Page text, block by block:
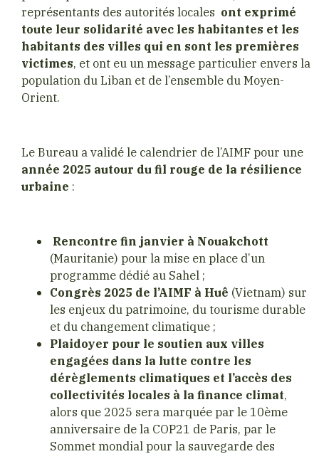
représentants des autorités locales ont exprimé
toute leur solidarité avec les habitantes et les
habitants des villes qui en sont les premières
victimes, et ont eu un message particulier envers la
population du Liban et de l’ensemble du Moyen-
Orient.
Le Bureau a validé le calendrier de l’AIMF pour une
année 2025 autour du fil rouge de la résilience
urbaine :
Rencontre fin janvier à Nouakchott
(Mauritanie) pour la mise en place d’un
programme dédié au Sahel ;
Congrès 2025 de l’AIMF à Huê (Vietnam) sur
les enjeux du patrimoine, du tourisme durable
et du changement climatique ;
Plaidoyer pour le soutien aux villes
engagées dans la lutte contre les
dérèglements climatiques et l’accès des
collectivités locales à la finance climat,
alors que 2025 sera marquée par le 10ème
anniversaire de la COP21 de Paris, par le
Sommet mondial pour la sauvegarde des